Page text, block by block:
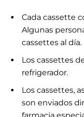
Cada cassette
Algunas
cassettes al día.
Los cassettes
refrigerador.
Los cassettes,
son enviados